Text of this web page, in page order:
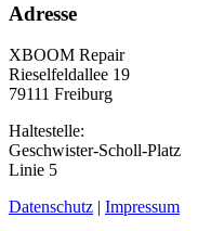
Adresse
XBOOM Repair
Rieselfeldallee 19
79111 Freiburg
Haltestelle:
Geschwister-Scholl-Platz
Linie 5
Datenschutz | Impressum